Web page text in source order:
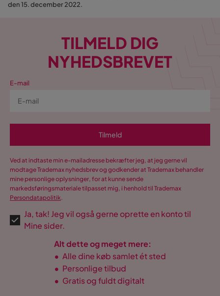
den 15. december 2022.
TILMELD DIG
NYHEDSBREVET
E-mail
Tilmeld
Ved at indtaste min e-mailadresse bekræfter jeg, at jeg gerne vil
modtage Trademax nyhedsbrev og godkender at Trademax behandler
mine personlige oplysninger, for at kunne sende
markedsføringsmateriale tilpasset mig, i henhold til Trademax
Persondatapolitik.
Ja, tak! Jeg vil også gerne oprette en konto til
Mine sider.
Alt dette og meget mere:
• Alle dine køb samlet ét sted
• Personlige tilbud
• Gratis og fuldt digitalt